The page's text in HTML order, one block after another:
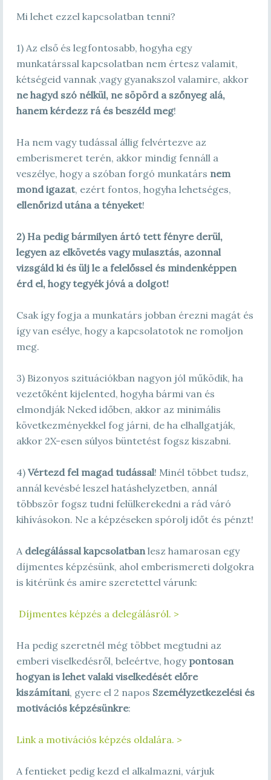
Mi lehet ezzel kapcsolatban tenni?
1) Az első és legfontosabb, hogyha egy
munkatárssal kapcsolatban nem értesz valamit,
kétségeid vannak ,vagy gyanakszol valamire, akkor
ne hagyd szó nélkül, ne söpörd a szőnyeg alá,
hanem kérdezz rá és beszéld meg!
Ha nem vagy tudással állig felvértezve az
emberismeret terén, akkor mindig fennáll a
veszélye, hogy a szóban forgó munkatárs nem
mond igazat, ezért fontos, hogyha lehetséges,
ellenőrizd utána a tényeket!
2) Ha pedig bármilyen ártó tett fényre derül,
legyen az elkövetés vagy mulasztás, azonnal
vizsgáld ki és ülj le a felelőssel és mindenképpen
érd el, hogy tegyék jóvá a dolgot!
Csak így fogja a munkatárs jobban érezni magát és
így van esélye, hogy a kapcsolatotok ne romoljon
meg.
3) Bizonyos szituációkban nagyon jól működik, ha
vezetőként kijelented, hogyha bármi van és
elmondják Neked időben, akkor az minimális
következményekkel fog járni, de ha elhallgatják,
akkor 2X-esen súlyos büntetést fogsz kiszabni.
4)Vértezd fel magad tudással! Minél többet tudsz,
annál kevésbé leszel hatáshelyzetben, annál
többször fogsz tudni felülkerekedni a rád váró
kihívásokon. Ne a képzéseken spórolj időt és pénzt!
A delegálással kapcsolatbanlesz hamarosan egy
díjmentes képzésünk, ahol emberismereti dolgokra
is kitérünk és amire szeretettel várunk:
Díjmentes képzés a delegálásról. >
Ha pedig szeretnél még többet megtudni az
emberi viselkedésről, beleértve, hogy pontosan
hogyan is lehet valaki viselkedését előre
kiszámítani, gyere el 2 napos Személyzetkezelési és
motivációs képzésünkre:
Link a motivációs képzés oldalára. >
A fentieket pedig kezd el alkalmazni, várjuk